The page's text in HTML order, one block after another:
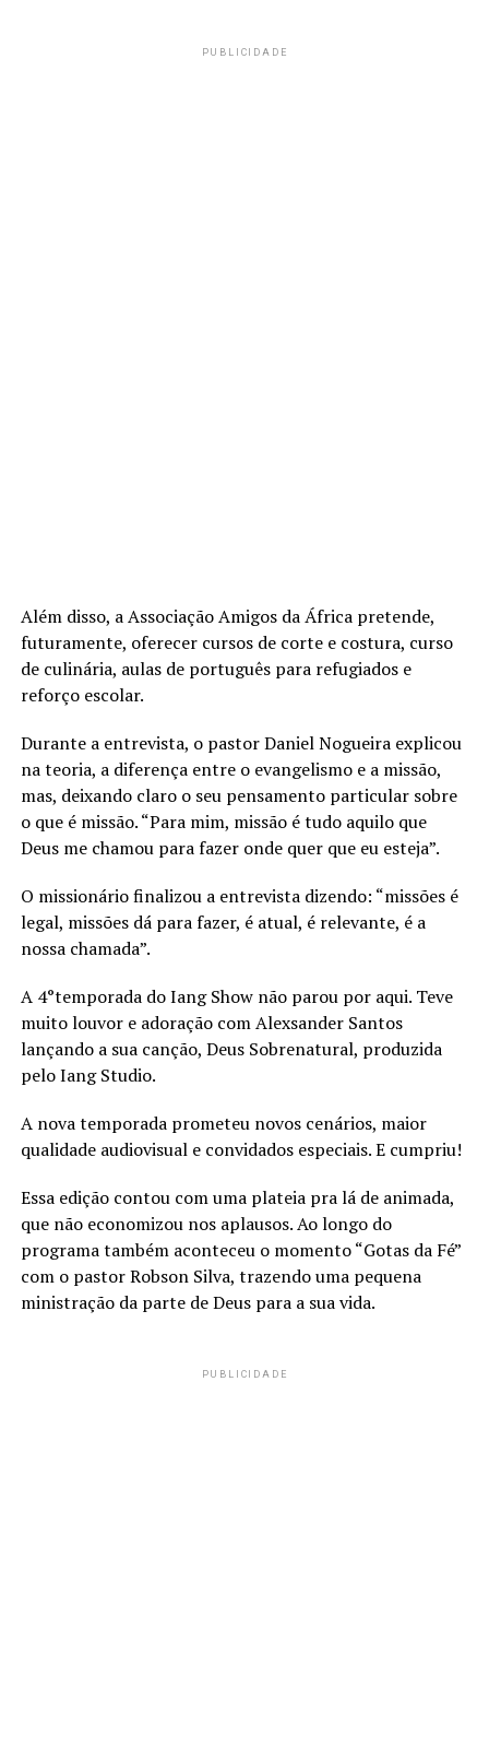
PUBLICIDADE
Além disso, a Associação Amigos da África pretende,
futuramente, oferecer cursos de corte e costura, curso
de culinária, aulas de português para refugiados e
reforço escolar.
Durante a entrevista, o pastor Daniel Nogueira explicou
na teoria, a diferença entre o evangelismo e a missão,
mas, deixando claro o seu pensamento particular sobre
o que é missão. “Para mim, missão é tudo aquilo que
Deus me chamou para fazer onde quer que eu esteja”.
O missionário finalizou a entrevista dizendo: “missões é
legal, missões dá para fazer, é atual, é relevante, é a
nossa chamada”.
A 4°temporada do Iang Show não parou por aqui. Teve
muito louvor e adoração com Alexsander Santos
lançando a sua canção, Deus Sobrenatural, produzida
pelo Iang Studio.
A nova temporada prometeu novos cenários, maior
qualidade audiovisual e convidados especiais. E cumpriu!
Essa edição contou com uma plateia pra lá de animada,
que não economizou nos aplausos. Ao longo do
programa também aconteceu o momento “Gotas da Fé”
com o pastor Robson Silva, trazendo uma pequena
ministração da parte de Deus para a sua vida.
PUBLICIDADE